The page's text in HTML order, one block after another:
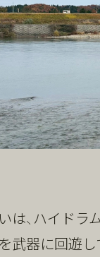
は、ハイドラ
を武器に回遊